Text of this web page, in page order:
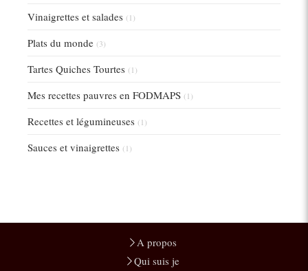
Vinaigrettes et salades (1)
Plats du monde (3)
Tartes Quiches Tourtes (1)
Mes recettes pauvres en FODMAPS (1)
Recettes et légumineuses (1)
Sauces et vinaigrettes (1)
A propos
Qui suis je